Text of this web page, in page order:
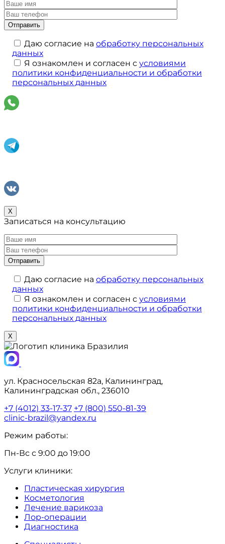
Даю согласие на обработку персональных
данных
Я ознакомлен и согласен с условиями
политики конфиденциальности и обработки
персональных данных
X
Записаться на консультацию
Даю согласие на обработку персональных
данных
Я ознакомлен и согласен с условиями
политики конфиденциальности и обработки
персональных данных
X
ул. Красносельская 82а, Калининград,
Калининградская обл., 236010
+7 (4012) 33-17-37 +7 (800) 550-81-39
clinic-brazil@yandex.ru
Режим работы:
Пн-Вс с 9:00 до 19:00
Услуги клиники:
Пластическая хирургия
Косметология
Лечение варикоза
Лор-операции
Диагностика